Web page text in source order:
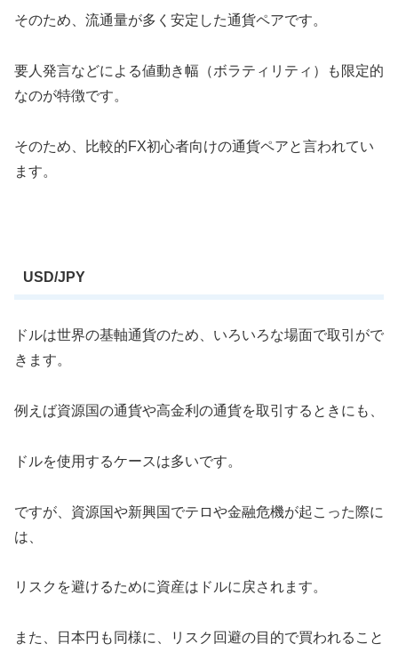
そのため、流通量が多く安定した通貨ペアです。
要人発言などによる値動き幅（ボラティリティ）も限定的
なのが特徴です。
そのため、比較的FX初心者向けの通貨ペアと言われてい
ます。
USD/JPY
ドルは世界の基軸通貨のため、いろいろな場面で取引がで
きます。
例えば資源国の通貨や高金利の通貨を取引するときにも、
ドルを使用するケースは多いです。
ですが、資源国や新興国でテロや金融危機が起こった際に
は、
リスクを避けるために資産はドルに戻されます。
また、日本円も同様に、リスク回避の目的で買われること